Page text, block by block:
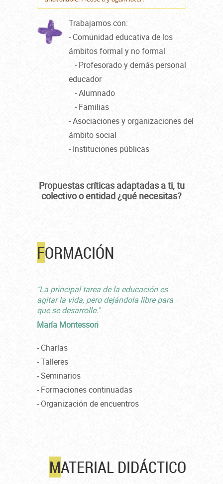
Trabajamos con:
- Comunidad educativa de los
ámbitos formal y no formal
- Profesorado y demás personal
educador
- Alumnado
- Familias
- Asociaciones y organizaciones del
ámbito social
- Instituciones públicas
Propuestas críticas adaptadas a ti, tu
colectivo o entidad ¿qué necesitas?
FORMACIÓN
"La principal tarea de la educación es
agitar la vida, pero dejándola libre para
que se desarrolle."
María Montessori
- Charlas
- Talleres
- Seminarios
- Formaciones continuadas
- Organización de encuentros
MATERIAL DIDÁCTICO